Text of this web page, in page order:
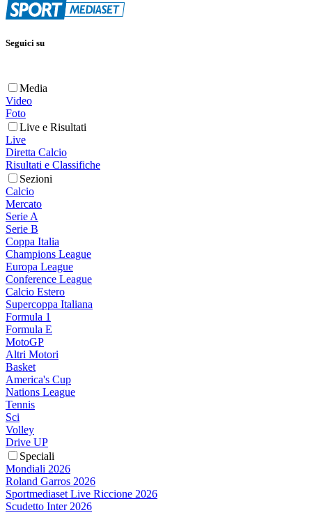
Seguici su
Media
Video
Foto
Live e Risultati
Live
Diretta Calcio
Risultati e Classifiche
Sezioni
Calcio
Mercato
Serie A
Serie B
Coppa Italia
Champions League
Europa League
Conference League
Calcio Estero
Supercoppa Italiana
Formula 1
Formula E
MotoGP
Altri Motori
Basket
America's Cup
Nations League
Tennis
Sci
Volley
Drive UP
Speciali
Mondiali 2026
Roland Garros 2026
Sportmediaset Live Riccione 2026
Scudetto Inter 2026